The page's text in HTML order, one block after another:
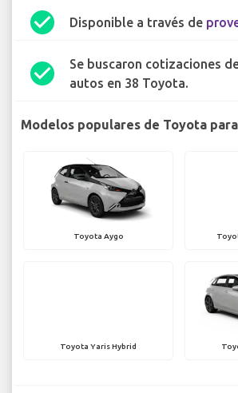
check_circle Disponible a través de
check_circle
Se buscaron cotizaciones
autos en 38 Toyota.
Modelos populares de Toyota
Toyota Aygo
Toyota Yaris Hybrid